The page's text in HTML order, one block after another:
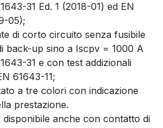
31 Ed. 1 (2018-01) ed EN
05);
di corto circuito senza fusibile
back-up sino a Iscpv = 1000 A
31 e con test addizionali
61643-11;
a tre colori con indicazione
prestazione.
disponibile anche con contatto di